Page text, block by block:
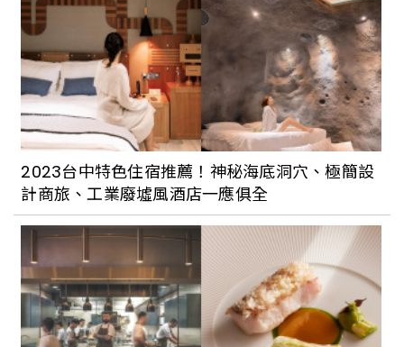
2023台中特色住宿推薦！神秘海底洞穴、極簡設
計商旅、工業廢墟風酒店一應俱全